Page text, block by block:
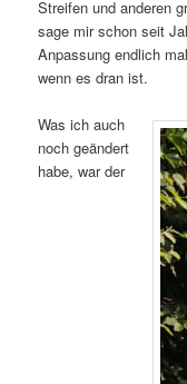
Streifen und anderen
sage mir schon seit
Anpassung endlich
wenn es dran ist.
Was ich auch
noch geändert
habe, war der